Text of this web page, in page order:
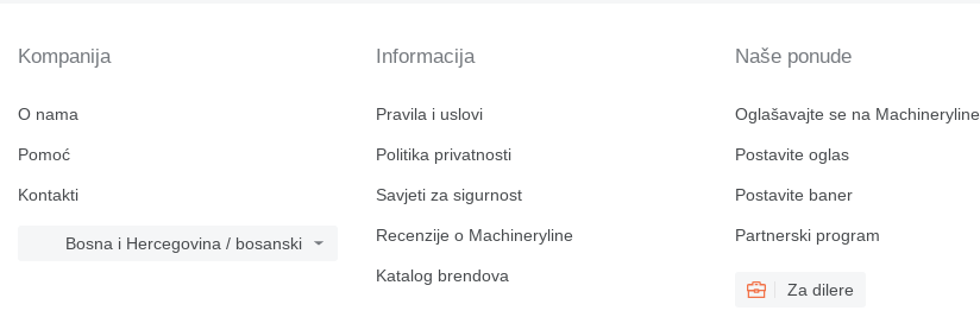
Kompanija
O nama
Pomoć
Kontakti
Bosna i Hercegovina / bosanski
Informacija
Pravila i uslovi
Politika privatnosti
Savjeti za sigurnost
Recenzije o Machineryline
Katalog brendova
Naše ponude
Oglašavajte se na Machineryline
Postavite oglas
Postavite baner
Partnerski program
Za dilere